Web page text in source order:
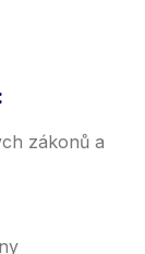
zákonů a